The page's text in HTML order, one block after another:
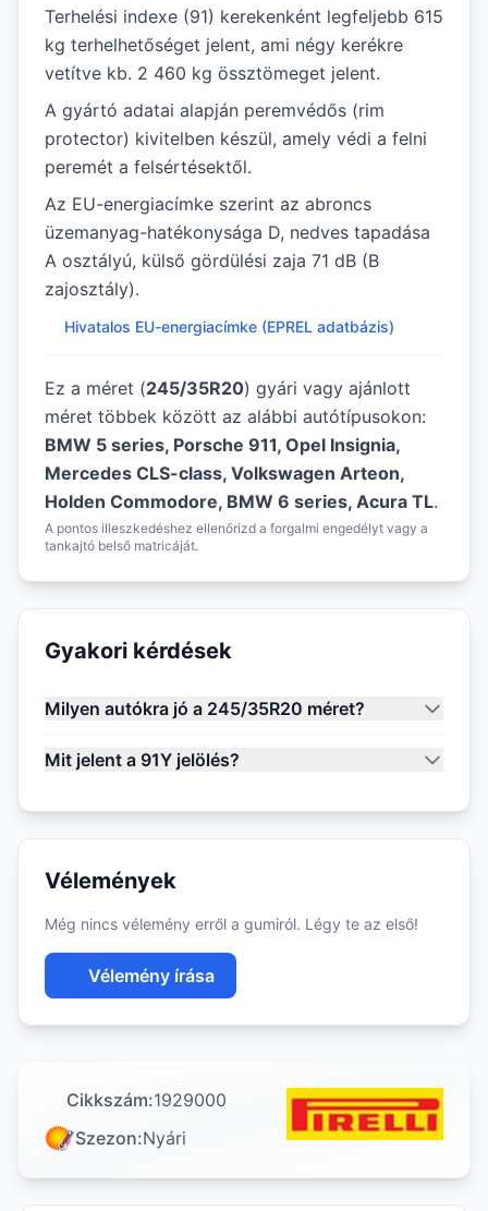
Terhelési indexe (91) kerekenként legfeljebb 615
kg terhelhetőséget jelent, ami négy kerékre
vetítve kb. 2 460 kg össztömeget jelent.
A gyártó adatai alapján peremvédős (rim
protector) kivitelben készül, amely védi a felni
peremét a felsértésektől.
Az EU-energiacímke szerint az abroncs
üzemanyag-hatékonysága D, nedves tapadása
A osztályú, külső gördülési zaja 71 dB (B
zajosztály).
Hivatalos EU-energiacímke (EPREL adatbázis)
Ez a méret (245/35R20) gyári vagy ajánlott
méret többek között az alábbi autótípusokon:
BMW 5 series, Porsche 911, Opel Insignia,
Mercedes CLS-class, Volkswagen Arteon,
Holden Commodore, BMW 6 series, Acura TL.
A pontos illeszkedéshez ellenőrizd a forgalmi engedélyt vagy a
tankajtó belső matricáját.
Gyakori kérdések
Milyen autókra jó a 245/35R20 méret?
Mit jelent a 91Y jelölés?
Vélemények
Még nincs vélemény erről a gumiról. Légy te az első!
Vélemény írása
Cikkszám:1929000
Szezon:Nyári